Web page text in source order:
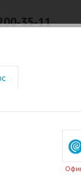
35-11